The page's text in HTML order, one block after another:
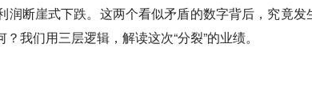
断崖式下跌。这两个看似矛盾的数字背后，究竟发
我们用三层逻辑，解读这次“分裂”的业绩。